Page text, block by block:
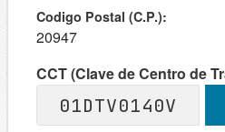
Codigo Postal (C.P.):
20947
CCT (Clave de Centro de
01DTV0140V